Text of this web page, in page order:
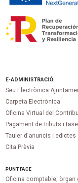
E-ADMINISTRACIÓ
Seu Electrònica
Carpeta Electrònica
Oficina Virtual del
Pagament de tributs i
Tauler d'anuncis i
Cita Prèvia
PUNTFACE
Oficina comptable,